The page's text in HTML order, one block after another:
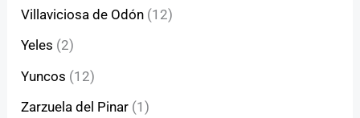
Villaviciosa de Odón (12)
Yeles (2)
Yuncos (12)
Zarzuela del Pinar (1)